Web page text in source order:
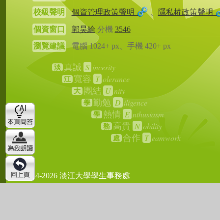
校級聲明 個資管理政策聲明 、 隱私權政策聲明
個資窗口 郭昊綸 分機 3546
瀏覽建議
電腦 1024+ px、手機 420+ px
淡 真誠 S incerity
江 寬容 T olerance
大 團結 U nity
學 勤勉 D iligence
學 熱情 E nthusiasm
務 高貴 N obility
處 合作 T eamwork
2024-2026 淡江大學學生事務處